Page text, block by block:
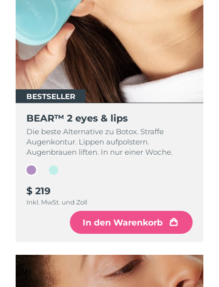
BESTSELLER
BEAR™ 2 eyes & lips
Die beste Alternative zu Botox. Straffe
Augenkontur. Lippen aufpolstern.
Augenbrauen liften. In nur einer Woche.
$ 219
Inkl. MwSt. und Zoll
In den Warenkorb
BESTSELLER
BEAR™ 2 eyes & lips
Die beste Alternative zu Botox. Straffe
Augenkontur. Lippen aufpolstern.
Augenbrauen liften. In nur einer Woche.
$ 199
Inkl. MwSt. und Zoll
In den Warenkorb